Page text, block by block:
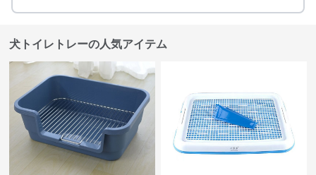
犬トイレトレーの人気アイテム